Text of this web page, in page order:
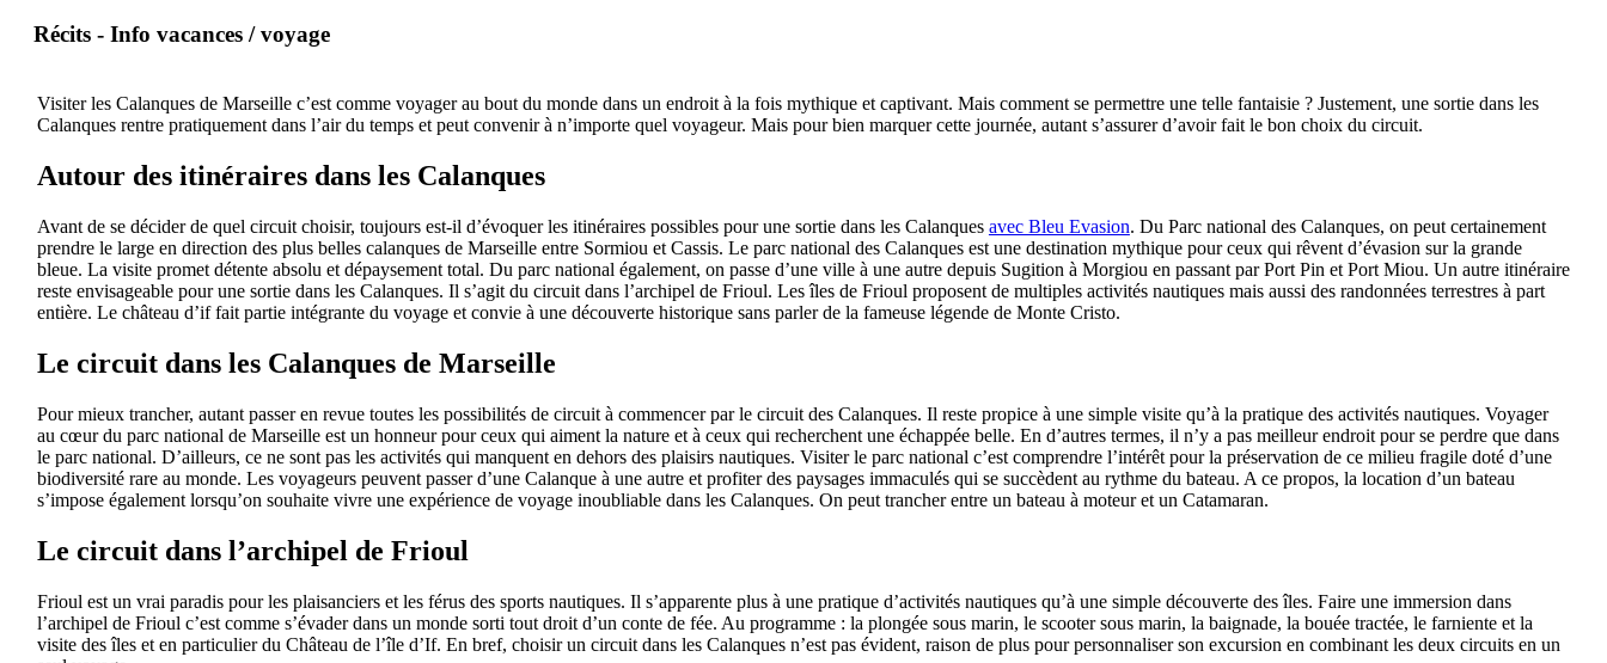
Récits - Info vacances / voyage
Visiter les Calanques de Marseille c’est comme voyager au bout du monde dans un endroit à la fois mythique et captivant. Mais comment se permettre une telle fantaisie ? Justement, une sortie dans les
Calanques rentre pratiquement dans l’air du temps et peut convenir à n’importe quel voyageur. Mais pour bien marquer cette journée, autant s’assurer d’avoir fait le bon choix du circuit.
Autour des itinéraires dans les Calanques
Avant de se décider de quel circuit choisir, toujours est-il d’évoquer les itinéraires possibles pour une sortie dans les Calanques avec Bleu Evasion. Du Parc national des Calanques, on peut certainement
prendre le large en direction des plus belles calanques de Marseille entre Sormiou et Cassis. Le parc national des Calanques est une destination mythique pour ceux qui rêvent d’évasion sur la grande
bleue. La visite promet détente absolu et dépaysement total. Du parc national également, on passe d’une ville à une autre depuis Sugition à Morgiou en passant par Port Pin et Port Miou. Un autre itinéraire
reste envisageable pour une sortie dans les Calanques. Il s’agit du circuit dans l’archipel de Frioul. Les îles de Frioul proposent de multiples activités nautiques mais aussi des randonnées terrestres à part
entière. Le château d’if fait partie intégrante du voyage et convie à une découverte historique sans parler de la fameuse légende de Monte Cristo.
Le circuit dans les Calanques de Marseille
Pour mieux trancher, autant passer en revue toutes les possibilités de circuit à commencer par le circuit des Calanques. Il reste propice à une simple visite qu’à la pratique des activités nautiques. Voyager
au cœur du parc national de Marseille est un honneur pour ceux qui aiment la nature et à ceux qui recherchent une échappée belle. En d’autres termes, il n’y a pas meilleur endroit pour se perdre que dans
le parc national. D’ailleurs, ce ne sont pas les activités qui manquent en dehors des plaisirs nautiques. Visiter le parc national c’est comprendre l’intérêt pour la préservation de ce milieu fragile doté d’une
biodiversité rare au monde. Les voyageurs peuvent passer d’une Calanque à une autre et profiter des paysages immaculés qui se succèdent au rythme du bateau. A ce propos, la location d’un bateau
s’impose également lorsqu’on souhaite vivre une expérience de voyage inoubliable dans les Calanques. On peut trancher entre un bateau à moteur et un Catamaran.
Le circuit dans l’archipel de Frioul
Frioul est un vrai paradis pour les plaisanciers et les férus des sports nautiques. Il s’apparente plus à une pratique d’activités nautiques qu’à une simple découverte des îles. Faire une immersion dans
l’archipel de Frioul c’est comme s’évader dans un monde sorti tout droit d’un conte de fée. Au programme : la plongée sous marin, le scooter sous marin, la baignade, la bouée tractée, le farniente et la
visite des îles et en particulier du Château de l’île d’If. En bref, choisir un circuit dans les Calanques n’est pas évident, raison de plus pour personnaliser son excursion en combinant les deux circuits en un